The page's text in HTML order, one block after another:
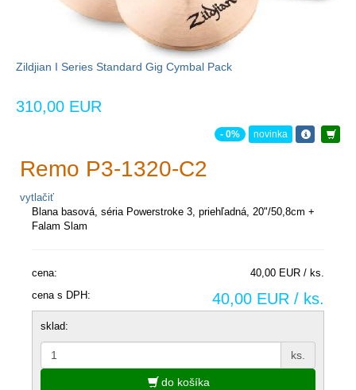
Zildjian I Series Standard Gig Cymbal Pack
310,00 EUR
- 0% novinka
Remo P3-1320-C2
vytlačiť
Blana basová, séria Powerstroke 3, priehľadná, 20"/50,8cm +
Falam Slam
cena:
40,00 EUR / ks.
cena s DPH:
40,00 EUR / ks.
sklad:
ks.
do košíka